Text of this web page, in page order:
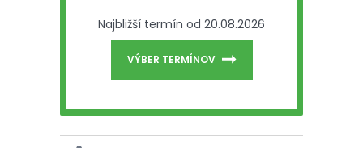
Najbližší termín od 20.08.2026
VÝBER TERMÍNOV